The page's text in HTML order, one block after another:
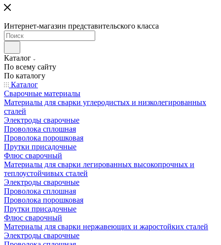
Интернет-магазин представительского класса
Каталог
По всему сайту
По каталогу
Каталог
Сварочные материалы
Материалы для сварки углеродистых и низколегированных
сталей
Электроды сварочные
Проволока сплошная
Проволока порошковая
Прутки присадочные
Флюс сварочный
Материалы для сварки легированных высокопрочных и
теплоустойчивых сталей
Электроды сварочные
Проволока сплошная
Проволока порошковая
Прутки присадочные
Флюс сварочный
Материалы для сварки нержавеющих и жаростойких сталей
Электроды сварочные